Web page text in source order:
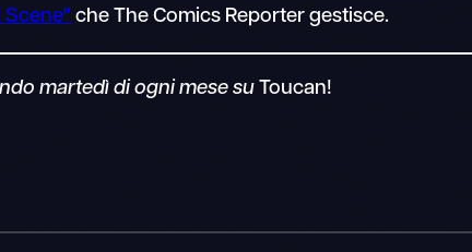
Scene" che The Comics Reporter gestisce.
martedì di ogni mese su Toucan!